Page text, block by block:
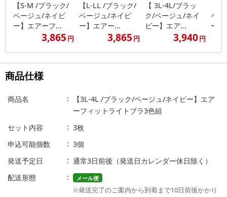
【S-M /ブラック/
ベージュ/ネイビ
ー】エアーフ...
3,865 円
【L-LL /ブラック/
ベージュ/ネイビ
ー】エアー...
3,865 円
【 3L-4L/ブラッ
ク/ベージュ/ネイ
ビー】エア...
3,940円
ベー
ー
商品仕様
商品名
【3L-4L /ブラック/ベージュ/ネイビー】エア
ーフィットライトブラ3色組
セット内容
3枚
申込可能個数
3個
発送予定日
通常3日前後（発送日カレンダー休日除く）
配送形態
メール便
※発送完了のご案内から到着まで10日前後かかり